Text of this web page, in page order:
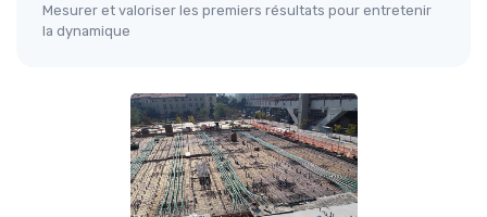
Mesurer et valoriser les premiers résultats pour entretenir
la dynamique